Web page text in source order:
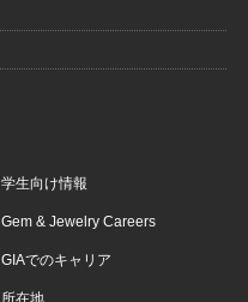
学生向け情報
Gem & Jewelry Careers
GIAでのキャリア